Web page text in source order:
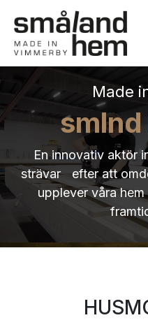
Made
smlnd
En innovativ aktör
strävar efter att
upplever våra